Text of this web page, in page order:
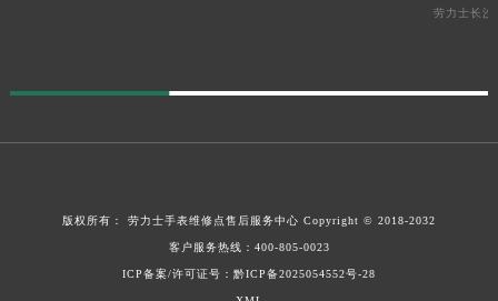
劳力士长沙
版权所有： 劳力士手表维修点售后服务中心 Copyright © 2018-2032
客户服务热线： 400-805-0023
ICP备案/许可证号： 黔ICP备2025054552号-28